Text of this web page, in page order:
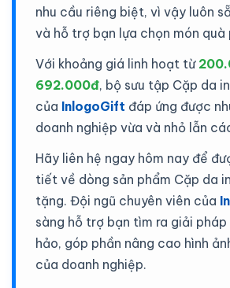
nhu cầu riêng biệt, vì vậy luôn
và hỗ trợ bạn lựa chọn món quà
Với khoảng giá linh hoạt từ
692.000đ, bộ sưu tập Cặp da
của InlogoGift đáp ứng được
doanh nghiệp vừa và nhỏ lẫn
Hãy liên hệ ngay hôm nay để
tiết về dòng sản phẩm Cặp da
tặng. Đội ngũ chuyên viên của
sàng hỗ trợ bạn tìm ra giải
hảo, góp phần nâng cao hình
của doanh nghiệp.